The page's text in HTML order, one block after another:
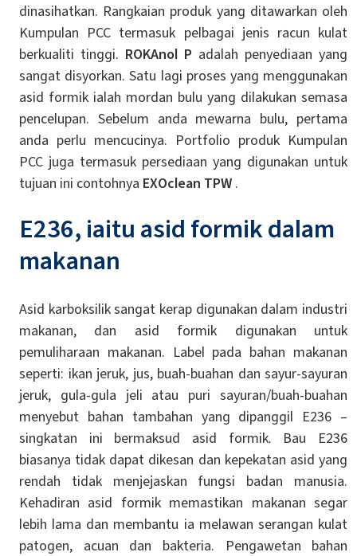
dinasihatkan. Rangkaian produk yang ditawarkan oleh
Kumpulan PCC termasuk pelbagai jenis racun kulat
berkualiti tinggi. ROKAnol P adalah penyediaan yang
sangat disyorkan. Satu lagi proses yang menggunakan
asid formik ialah mordan bulu yang dilakukan semasa
pencelupan. Sebelum anda mewarna bulu, pertama
anda perlu mencucinya. Portfolio produk Kumpulan
PCC juga termasuk persediaan yang digunakan untuk
tujuan ini contohnya EXOclean TPW .
E236, iaitu asid formik dalam
makanan
Asid karboksilik sangat kerap digunakan dalam industri
makanan, dan asid formik digunakan untuk
pemuliharaan makanan. Label pada bahan makanan
seperti: ikan jeruk, jus, buah-buahan dan sayur-sayuran
jeruk, gula-gula jeli atau puri sayuran/buah-buahan
menyebut bahan tambahan yang dipanggil E236 –
singkatan ini bermaksud asid formik. Bau E236
biasanya tidak dapat dikesan dan kepekatan asid yang
rendah tidak menjejaskan fungsi badan manusia.
Kehadiran asid formik memastikan makanan segar
lebih lama dan membantu ia melawan serangan kulat
patogen, acuan dan bakteria. Pengawetan bahan